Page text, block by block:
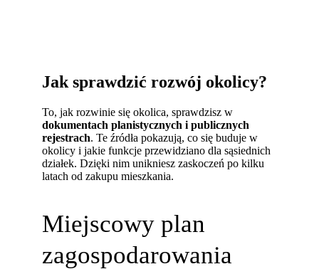
Jak sprawdzić rozwój okolicy?
To, jak rozwinie się okolica, sprawdzisz w
dokumentach planistycznych i publicznych
rejestrach. Te źródła pokazują, co się buduje w
okolicy i jakie funkcje przewidziano dla sąsiednich
działek. Dzięki nim unikniesz zaskoczeń po kilku
latach od zakupu mieszkania.
Miejscowy plan
zagospodarowania